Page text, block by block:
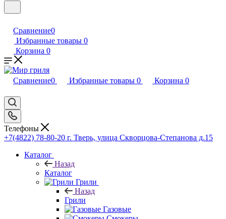
Сравнение0
Избранные товары 0
Корзина 0
Сравнение0 Избранные товары 0 Корзина 0
Телефоны
+7(4822) 78-80-20 г. Тверь, улица Скворцова-Степанова д.15
Каталог
Назад
Каталог
Грили
Назад
Грили
Газовые